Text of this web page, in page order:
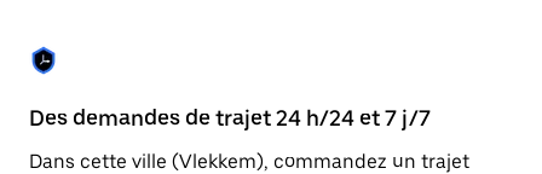
Des demandes de trajet 24 h/24 et 7 j/7
Dans cette ville (Vlekkem), commandez un trajet